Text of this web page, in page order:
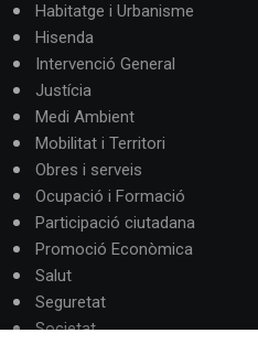
Habitatge i Urbanisme
Hisenda
Intervenció General
Justícia
Medi Ambient
Mobilitat i Territori
Obres i serveis
Ocupació i Formació
Participació ciutadana
Promoció Econòmica
Salut
Seguretat
Societat